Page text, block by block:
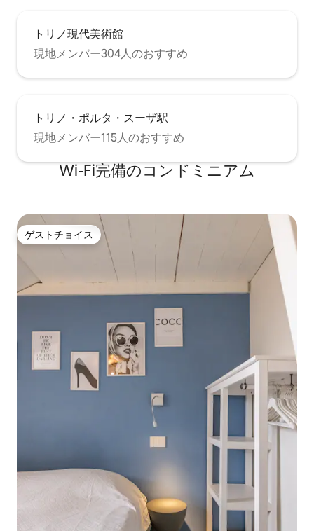
トリノ現代美術館
現地メンバー304人のおすすめ
トリノ・ポルタ・スーザ駅
現地メンバー115人のおすすめ
Wi-Fi完備のコンドミニアム
ゲストチョイス
ゲストチョイス